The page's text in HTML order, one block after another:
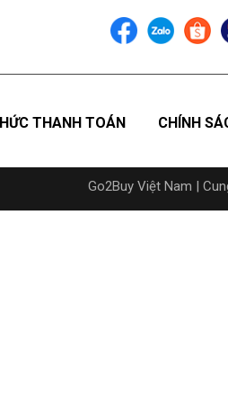
THANH TOÁN CHÍNH
Go2Buy Việt Nam |